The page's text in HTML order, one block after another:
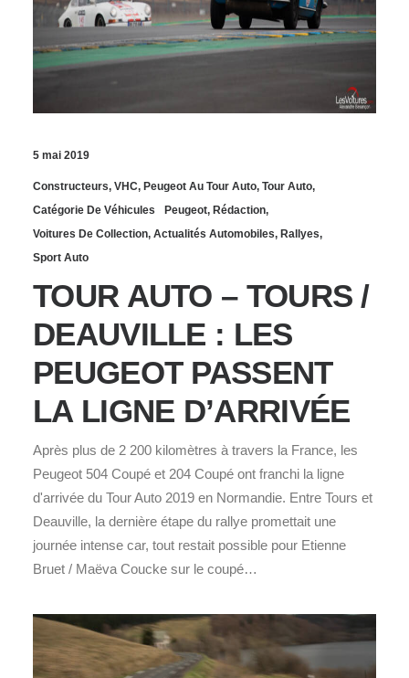
5 mai 2019
Constructeurs, VHC, Peugeot Au Tour Auto, Tour Auto,
Catégorie De Véhicules
Peugeot, Rédaction,
Voitures De Collection, Actualités Automobiles, Rallyes,
Sport Auto
TOUR AUTO – TOURS /
DEAUVILLE : LES
PEUGEOT PASSENT
LA LIGNE D’ARRIVÉE
Après plus de 2 200 kilomètres à travers la France, les
Peugeot 504 Coupé et 204 Coupé ont franchi la ligne
d'arrivée du Tour Auto 2019 en Normandie. Entre Tours et
Deauville, la dernière étape du rallye promettait une
journée intense car, tout restait possible pour Etienne
Bruet / Maëva Coucke sur le coupé…